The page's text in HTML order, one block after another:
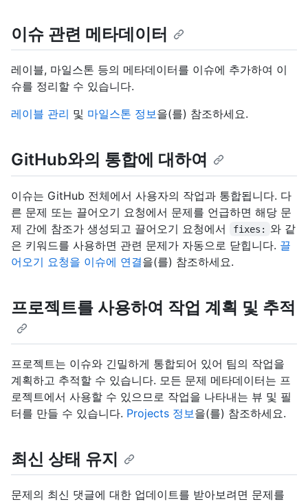
이슈 관련 메타데이터
레이블, 마일스톤 등의 메타데이터를 이슈에 추가하여 이
슈를 정리할 수 있습니다.
레이블 관리 및 마일스톤 정보을(를) 참조하세요.
GitHub와의 통합에 대하여
이슈는 GitHub 전체에서 사용자의 작업과 통합됩니다. 다
른 문제 또는 끌어오기 요청에서 문제를 언급하면 해당 문
제 간에 참조가 생성되고 끌어오기 요청에서
fixes:
와 같
은 키워드를 사용하면 관련 문제가 자동으로 닫힙니다. 끌
어오기 요청을 이슈에 연결을(를) 참조하세요.
프로젝트를 사용하여 작업 계획 및 추적
프로젝트는 이슈와 긴밀하게 통합되어 있어 팀의 작업을
계획하고 추적할 수 있습니다. 모든 문제 메타데이터는 프
로젝트에서 사용할 수 있으므로 작업을 나타내는 뷰 및 필
터를 만들 수 있습니다. Projects 정보 을(를) 참조하세요.
최신 상태 유지
문제의 최신 댓글에 대한 업데이트를 받아보려면 문제를